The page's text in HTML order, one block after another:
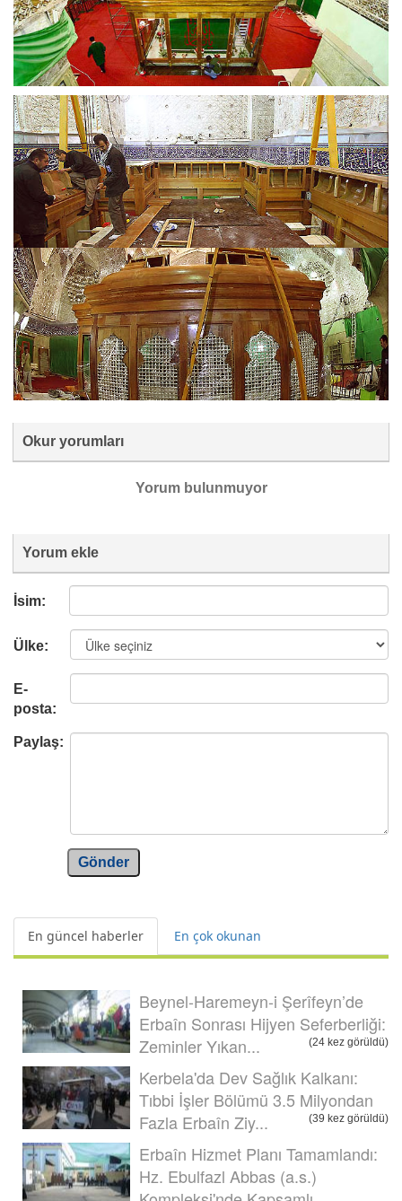
Okur yorumları
Yorum bulunmuyor
Yorum ekle
İsim:
Ülke:
E-
posta:
Paylaş:
Gönder
En güncel haberler En çok okunan
Beynel-Haremeyn-i Şerîfeyn’de
Erbaîn Sonrası Hijyen Seferberliği:
Zeminler Yıkan...
(24 kez görüldü)
Kerbela'da Dev Sağlık Kalkanı:
Tıbbi İşler Bölümü 3.5 Milyondan
Fazla Erbaîn Ziy...
(39 kez görüldü)
Erbaîn Hizmet Planı Tamamlandı:
Hz. Ebulfazl Abbas (a.s.)